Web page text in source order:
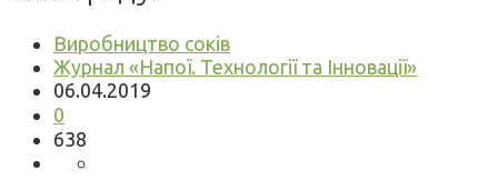
Виробництво соків
Журнал «Напої. Технології та Інновації»
06.04.2019
0
638